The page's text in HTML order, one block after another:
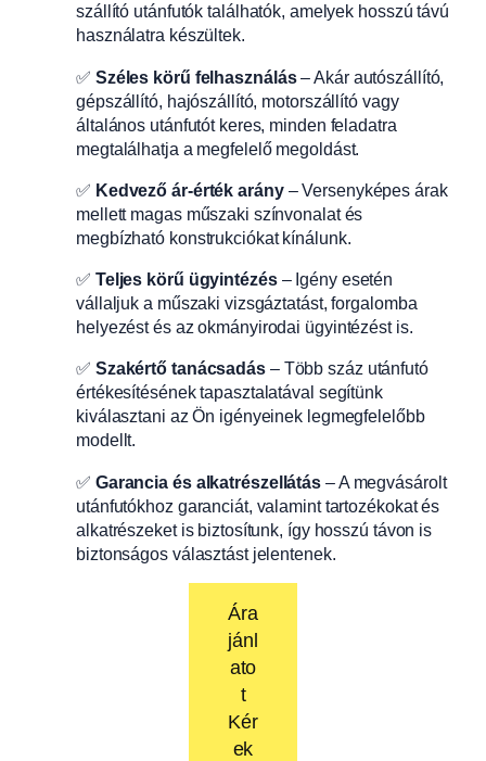
szállító utánfutók találhatók, amelyek hosszú távú
használatra készültek.
✅ Széles körű felhasználás– Akár autószállító,
gépszállító, hajószállító, motorszállító vagy
általános utánfutót keres, minden feladatra
megtalálhatja a megfelelő megoldást.
✅ Kedvező ár-érték arány– Versenyképes árak
mellett magas műszaki színvonalat és
megbízható konstrukciókat kínálunk.
✅ Teljes körű ügyintézés– Igény esetén
vállaljuk a műszaki vizsgáztatást, forgalomba
helyezést és az okmányirodai ügyintézést is.
✅ Szakértő tanácsadás– Több száz utánfutó
értékesítésének tapasztalatával segítünk
kiválasztani az Ön igényeinek legmegfelelőbb
modellt.
✅ Garancia és alkatrészellátás – A megvásárolt
utánfutókhoz garanciát, valamint tartozékokat és
alkatrészeket is biztosítunk, így hosszú távon is
biztonságos választást jelentenek.
Ára
jánl
ato
t
Kér
ek